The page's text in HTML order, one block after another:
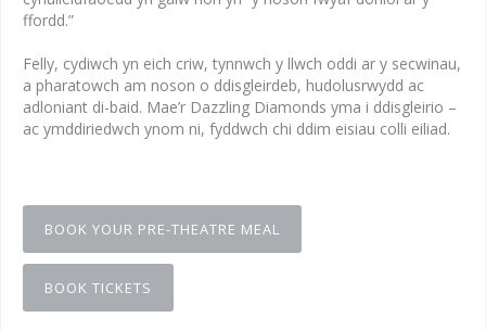
ffordd.”
Felly, cydiwch yn eich criw, tynnwch y llwch oddi ar y secwinau,
a pharatowch am noson o ddisgleirdeb, hudolusrwydd ac
adloniant di-baid. Mae’r Dazzling Diamonds yma i ddisgleirio –
ac ymddiriedwch ynom ni, fyddwch chi ddim eisiau colli eiliad.
BOOK YOUR PRE-THEATRE MEAL
BOOK TICKETS